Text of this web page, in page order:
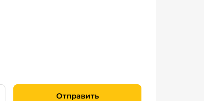
Отправить